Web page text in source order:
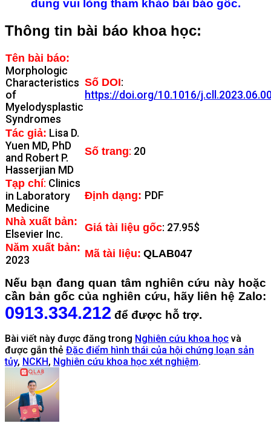
dung vui lòng tham khảo bài báo gốc.
Thông tin bài báo khoa học:
Tên bài báo:
Morphologic
Characteristics
of
Myelodysplastic
Syndromes
Số DOI:
https://doi.org/10.1016/
Tác giả: Lisa D.
Yuen MD, PhD
and Robert P.
Hasserjian MD
Số trang: 20
Tạp chí: Clinics
in Laboratory
Medicine
Định dạng: PDF
Nhà xuất bản:
Elsevier Inc.
Giá tài liệu gốc: 27.95$
Năm xuất bản:
2023
Mã tài liệu: QLAB047
Nếu bạn đang quan tâm nghiên cứu này hoặc
cần bản gốc của nghiên cứu, hãy liên hệ Zalo:
0913.334.212 để được hỗ trợ.
Bài viết này được đăng trong Nghiên cứu khoa học và
được gắn thẻ Đặc điểm hình thái của hội chứng loạn sản
tủy, NCKH, Nghiên cứu khoa học xét nghiệm.